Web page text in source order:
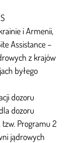
i Armenii,
Assistance –
z krajów
byłego
dozoru
dozoru
tzw. Programu 2
jądrowych